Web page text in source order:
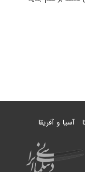
آسیا و آفریقا